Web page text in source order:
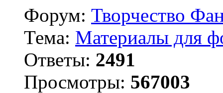
Форум: Творчество
Тема: Материалы для
Ответы: 2491
Просмотры: 567003